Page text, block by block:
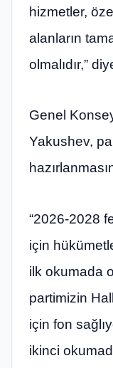
hizmetler,
alanların
olmalıdır,”
Genel
Yakushev,
“2026-2028
için
ilk okumada
partimizin
için fon
ikinci